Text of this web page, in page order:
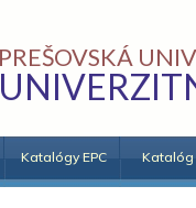
PREŠOVSKÁ
Katalógy EPC Katalóg